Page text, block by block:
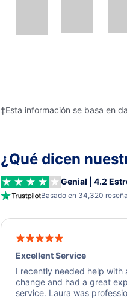
‡Esta información se basa en
¿Qué dicen
Genial | 4.2
Basado en 34,320
Excellent Service
I recently needed help with
change and had a great
service. Laura was